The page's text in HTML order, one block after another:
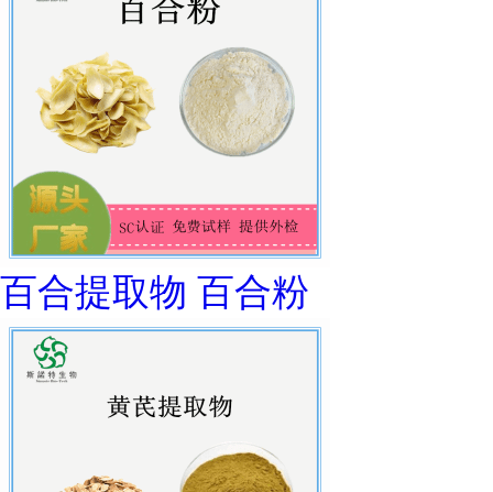
百合提取物 百合粉